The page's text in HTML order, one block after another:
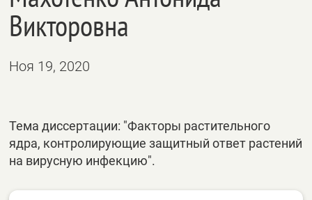
Викторовна
Ноя 19, 2020
Тема диссертации: "Факторы растительного
ядра, контролирующие защитный ответ растений
на вирусную инфекцию".